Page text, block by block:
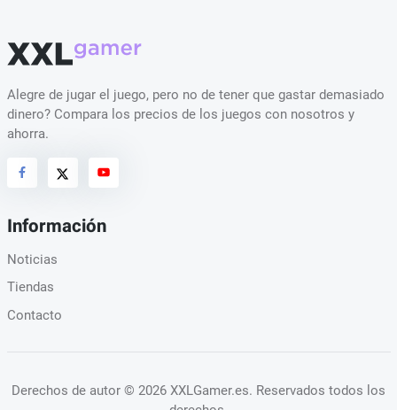
Alegre de jugar el juego, pero no de tener que gastar demasiado
dinero? Compara los precios de los juegos con nosotros y
ahorra.
Información
Noticias
Tiendas
Contacto
Derechos de autor © 2026 XXLGamer.es. Reservados todos los